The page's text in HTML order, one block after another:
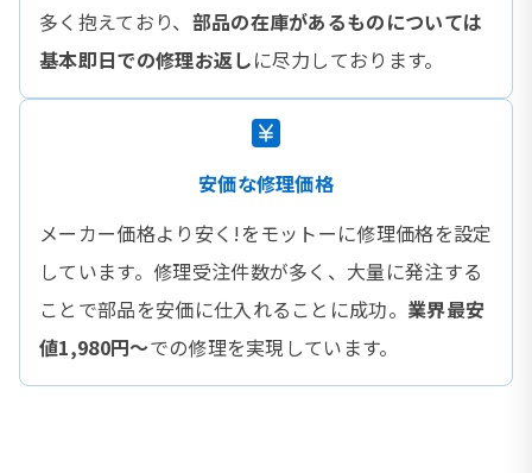
多く抱えており、 部品の在庫があるものについては
基本即日での修理お返しに尽力しております。
安価な修理価格
メーカー価格より安く!をモットーに修理価格を設定
しています。修理受注件数が多く、大量に発注する
ことで部品を安価に仕入れることに成功。 業界最安
値1,980円〜での修理を実現しています。